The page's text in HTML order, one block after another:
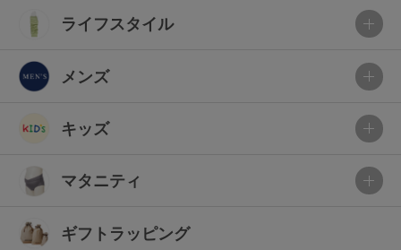
ライフスタイル
メンズ
キッズ
マタニティ
ギフトラッピング